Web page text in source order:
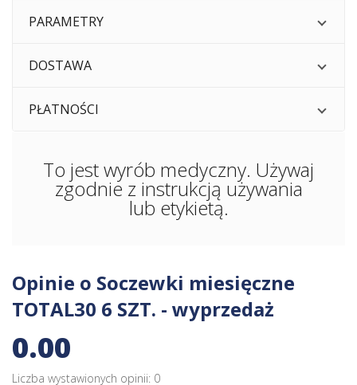
PARAMETRY
DOSTAWA
PŁATNOŚCI
To jest wyrób medyczny. Używaj
zgodnie z instrukcją używania
lub etykietą.
Opinie o Soczewki miesięczne
TOTAL30 6 SZT. - wyprzedaż
0.00
Liczba wystawionych opinii: 0